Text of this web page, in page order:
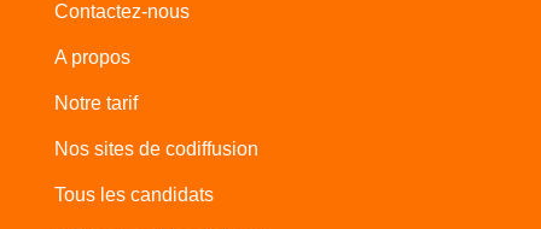
Contactez-nous
A propos
Notre tarif
Nos sites de codiffusion
Tous les candidats